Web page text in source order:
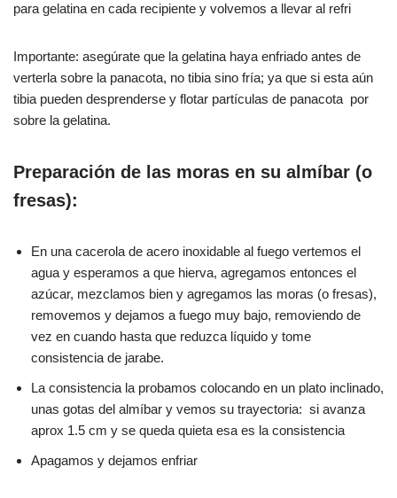
para gelatina en cada recipiente y volvemos a llevar al refri
Importante: asegúrate que la gelatina haya enfriado antes de
verterla sobre la panacota, no tibia sino fría; ya que si esta aún
tibia pueden desprenderse y flotar partículas de panacota por
sobre la gelatina.
Preparación de las moras en su almíbar (o
fresas):
En una cacerola de acero inoxidable al fuego vertemos el
agua y esperamos a que hierva, agregamos entonces el
azúcar, mezclamos bien y agregamos las moras (o fresas),
removemos y dejamos a fuego muy bajo, removiendo de
vez en cuando hasta que reduzca líquido y tome
consistencia de jarabe.
La consistencia la probamos colocando en un plato inclinado,
unas gotas del almíbar y vemos su trayectoria: si avanza
aprox 1.5 cm y se queda quieta esa es la consistencia
Apagamos y dejamos enfriar